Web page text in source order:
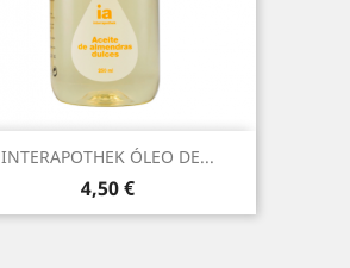
INTERAPOTHEK ÓLEO DE...
Preço
4,50 €